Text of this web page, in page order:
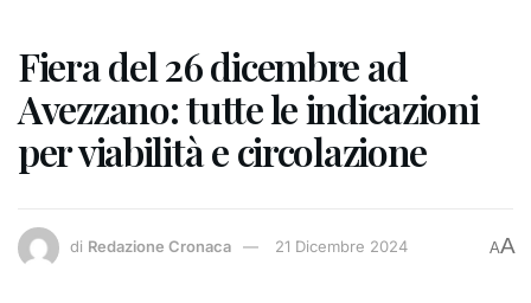
Fiera del 26 dicembre ad
Avezzano: tutte le indicazioni
per viabilità e circolazione
di Redazione Cronaca 21 Dicembre 2024 AA